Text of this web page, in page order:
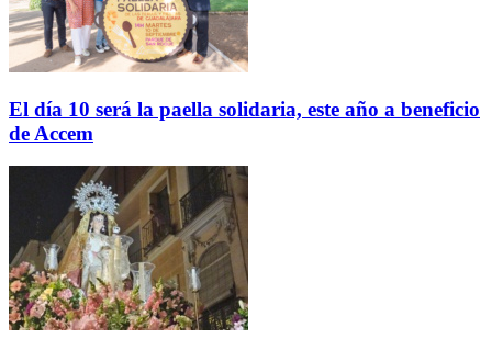
El día 10 será la paella solidaria, este año a beneficio
de Accem